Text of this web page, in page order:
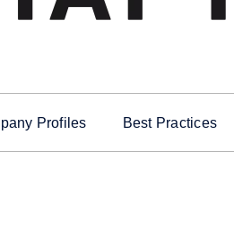
Profiles Best Practices